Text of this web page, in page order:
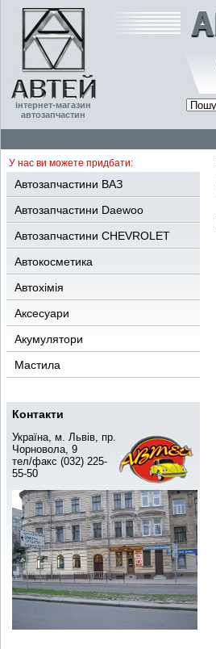
інтернет-магазин
автозапчастин
У нас ви можете придбати:
Автозапчастини ВАЗ
Автозапчастини Daewoo
Автозапчастини CHEVROLET
Автокосметика
Автохімія
Аксесуари
Акумулятори
Мастила
Контакти
Україна, м. Львів, пр.
Чорновола, 9
тел/факс (032) 225-
55-50